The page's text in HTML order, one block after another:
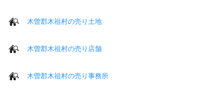
木曽郡木祖村の売り土地
木曽郡木祖村の売り店舗
木曽郡木祖村の売り事務所